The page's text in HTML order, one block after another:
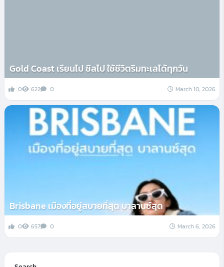
Gold Coast เรียนไป ชิลไป ใช้ชีวิตริมทะเลได้ทุกวัน
0 622 0 March 10, 2026
Brisbane เมืองที่อยู่สบายที่สุด บาลานซ์สุด
0 657 0 March 6, 2026